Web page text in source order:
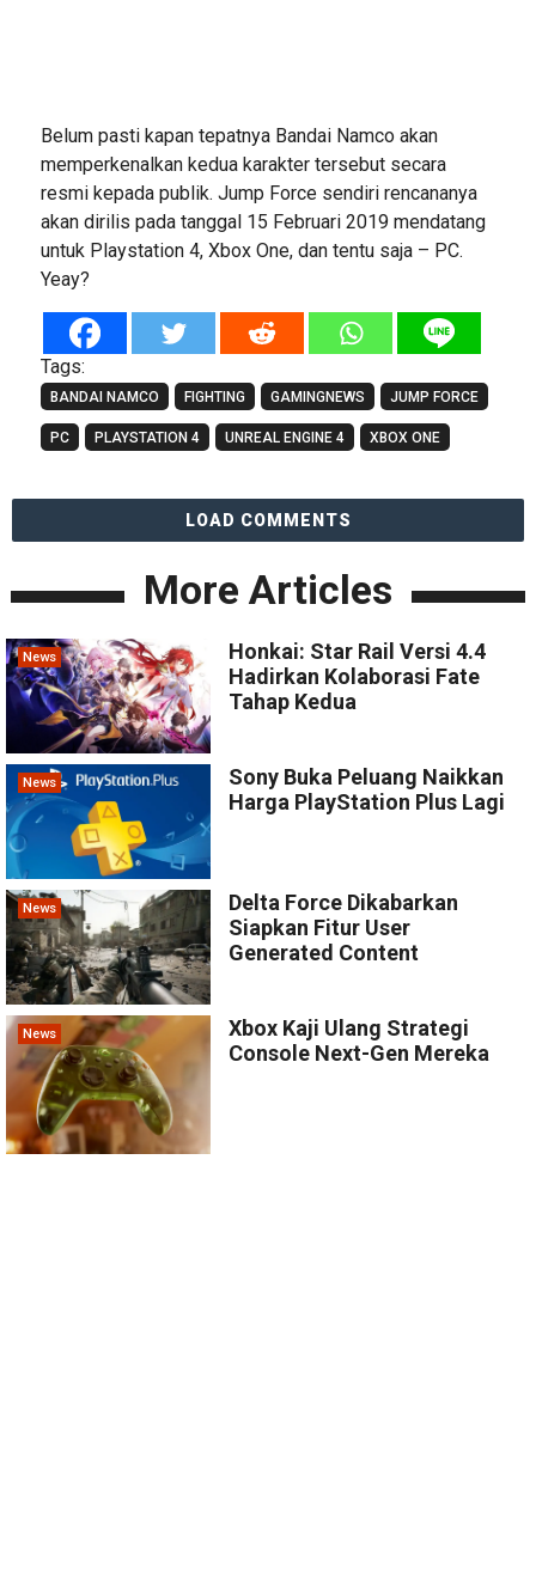
Belum pasti kapan tepatnya Bandai Namco akan
memperkenalkan kedua karakter tersebut secara
resmi kepada publik. Jump Force sendiri rencananya
akan dirilis pada tanggal 15 Februari 2019 mendatang
untuk Playstation 4, Xbox One, dan tentu saja – PC.
Yeay?
Tags:
BANDAI NAMCO FIGHTING GAMINGNEWS JUMP FORCE
PC PLAYSTATION 4 UNREAL ENGINE 4 XBOX ONE
LOAD COMMENTS
More Articles
News
Honkai: Star Rail Versi 4.4
Hadirkan Kolaborasi Fate
Tahap Kedua
News
Sony Buka Peluang Naikkan
Harga PlayStation Plus Lagi
News
Delta Force Dikabarkan
Siapkan Fitur User
Generated Content
News
Xbox Kaji Ulang Strategi
Console Next-Gen Mereka